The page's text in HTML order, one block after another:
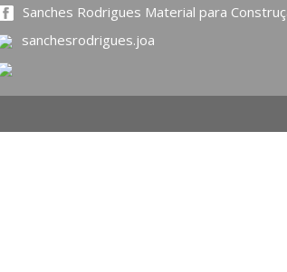
Sanches Rodrigues Material para
sanchesrodrigues.joa